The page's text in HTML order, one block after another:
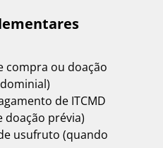
compra ou doação
de ITCMD
doação prévia)
usufruto (quando